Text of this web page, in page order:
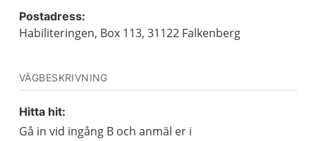
Postadress:
Habiliteringen, Box 113, 31122 Falkenberg
VÄGBESKRIVNING
Hitta hit:
Gå in vid ingång B och anmäl er i